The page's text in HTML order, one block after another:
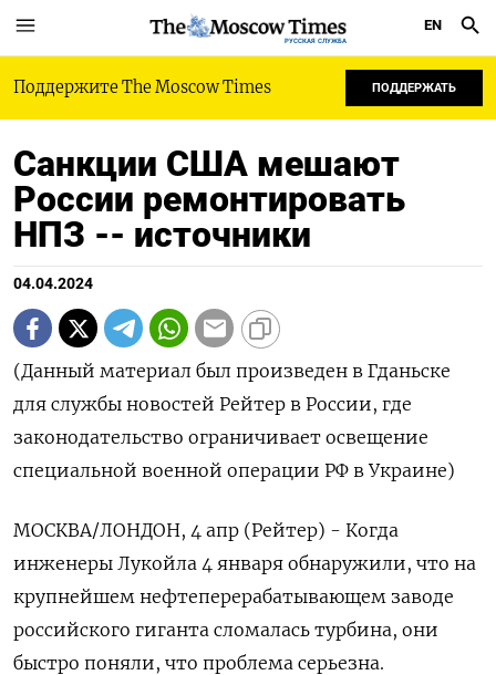
РУССКАЯ СЛУЖБА
EN
Поддержите The Moscow Times ПОДДЕРЖАТЬ
Санкции США мешают
России ремонтировать
НПЗ -- источники
04.04.2024
(Данный материал был произведен в Гданьске
для службы новостей Рейтер в России, где
законодательство ограничивает освещение
специальной военной операции РФ в Украине)
МОСКВА/ЛОНДОН, 4 апр (Рейтер) - Когда
инженеры Лукойла 4 января обнаружили, что на
крупнейшем нефтеперерабатывающем заводе
российского гиганта сломалась турбина, они
быстро поняли, что проблема серьезна.